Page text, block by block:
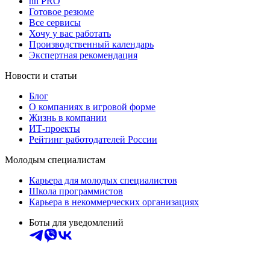
Готовое резюме
Все сервисы
Хочу у вас работать
Производственный календарь
Экспертная рекомендация
Новости и статьи
Блог
О компаниях в игровой форме
Жизнь в компании
ИТ-проекты
Рейтинг работодателей России
Молодым специалистам
Карьера для молодых специалистов
Школа программистов
Карьера в некоммерческих организациях
Боты для уведомлений